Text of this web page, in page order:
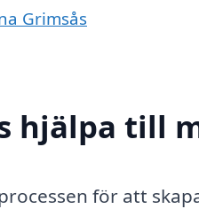
Grimsås
hjälpa till
för att